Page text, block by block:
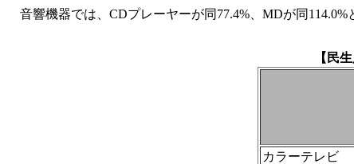
音響機器では、CDプレーヤーが同77.4%、MDが同114.0%
【民
カラーテレビ